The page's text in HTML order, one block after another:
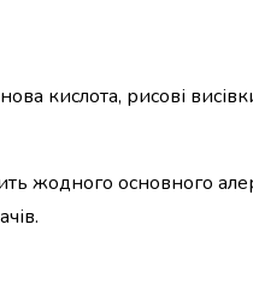
кислота, рисові
жодного основного